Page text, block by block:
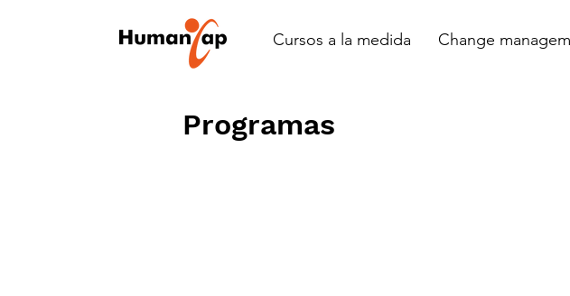
Cursos a la medida Change
Programas